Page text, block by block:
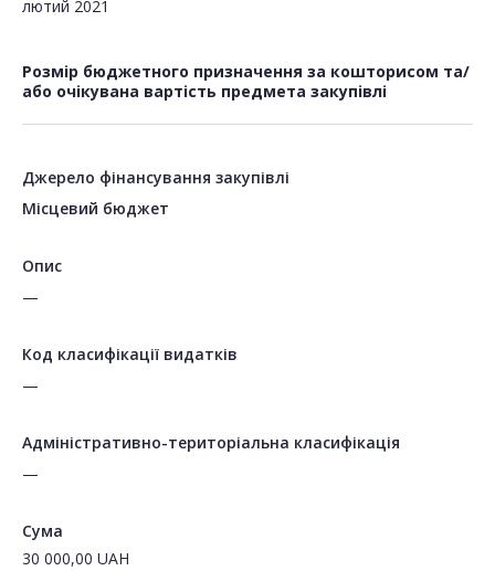
лютий 2021
Розмір бюджетного призначення за кошторисом та/
або очікувана вартість предмета закупівлі
Джерело фінансування закупівлі
Місцевий бюджет
Опис
—
Код класифікації видатків
—
Адміністративно-територіальна класифікація
—
Сума
30 000,00 UAH